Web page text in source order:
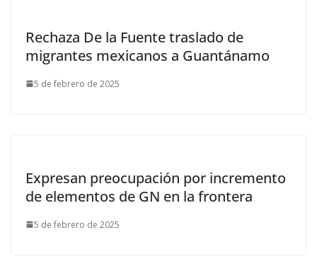
Rechaza De la Fuente traslado de
migrantes mexicanos a Guantánamo
5 de febrero de 2025
Expresan preocupación por incremento
de elementos de GN en la frontera
5 de febrero de 2025